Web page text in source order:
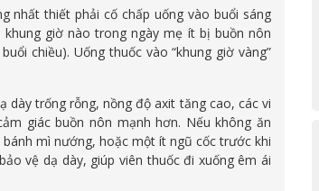
nhất thiết phải cố chấp uống vào buổi sáng
giờ nào trong ngày mẹ ít bị buồn nôn
chiều). Uống thuốc vào “khung giờ vàng”
dày trống rỗng, nồng độ axit tăng cao, các vi
giác buồn nôn mạnh hơn. Nếu không ăn
mì nướng, hoặc một ít ngũ cốc trước khi
vệ dạ dày, giúp viên thuốc đi xuống êm ái